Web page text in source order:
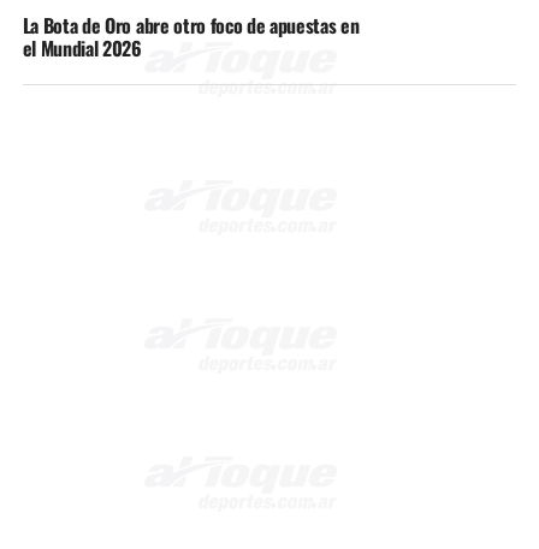
La Bota de Oro abre otro foco de apuestas en
el Mundial 2026